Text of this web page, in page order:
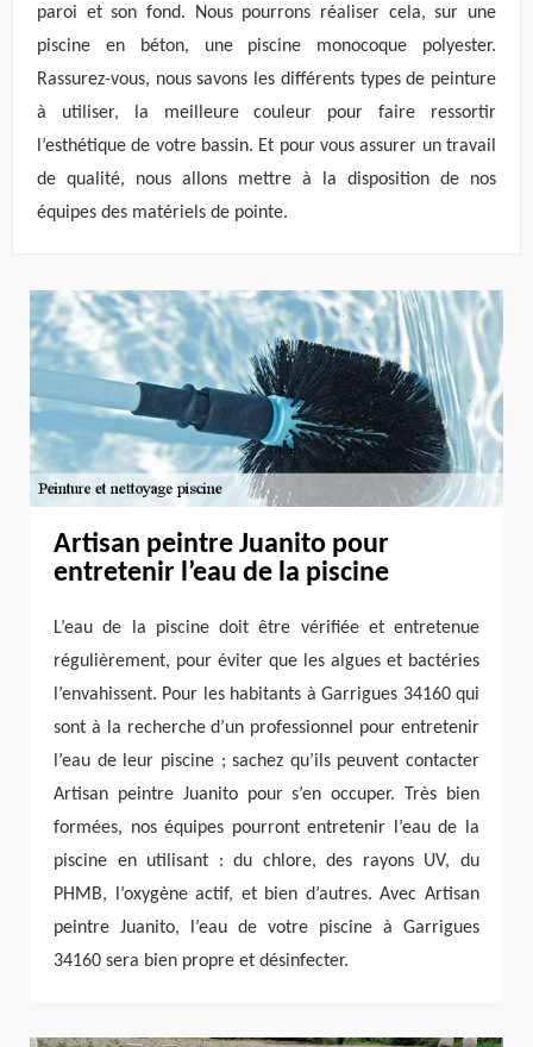
paroi et son fond. Nous pourrons réaliser cela, sur une
piscine en béton, une piscine monocoque polyester.
Rassurez-vous, nous savons les différents types de peinture
à utiliser, la meilleure couleur pour faire ressortir
l’esthétique de votre bassin. Et pour vous assurer un travail
de qualité, nous allons mettre à la disposition de nos
équipes des matériels de pointe.
Artisan peintre Juanito pour
entretenir l’eau de la piscine
L’eau de la piscine doit être vérifiée et entretenue
régulièrement, pour éviter que les algues et bactéries
l’envahissent. Pour les habitants à Garrigues 34160 qui
sont à la recherche d’un professionnel pour entretenir
l’eau de leur piscine ; sachez qu’ils peuvent contacter
Artisan peintre Juanito pour s’en occuper. Très bien
formées, nos équipes pourront entretenir l’eau de la
piscine en utilisant : du chlore, des rayons UV, du
PHMB, l’oxygène actif, et bien d’autres. Avec Artisan
peintre Juanito, l’eau de votre piscine à Garrigues
34160 sera bien propre et désinfecter.